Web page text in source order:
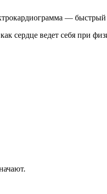
— быстрый
сердце ведет себя при